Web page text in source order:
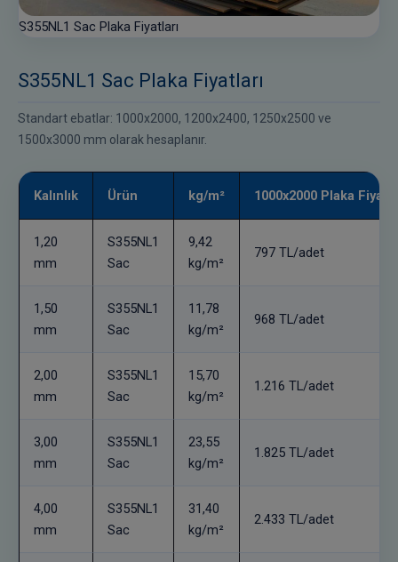
S355NL1 Sac Plaka Fiyatları
S355NL1 Sac Plaka Fiyatları
Standart ebatlar: 1000x2000, 1200x2400, 1250x2500 ve
1500x3000 mm olarak hesaplanır.
Kalınlık Ürün kg/m² 1000x2000 Plaka Fiyatı
1,20
mm
S355NL1
Sac
9,42
kg/m²
797 TL/adet
1,50
mm
S355NL1
Sac
11,78
kg/m²
968 TL/adet
2,00
mm
S355NL1
Sac
15,70
kg/m²
1.216 TL/adet
3,00
mm
S355NL1
Sac
23,55
kg/m²
1.825 TL/adet
4,00
mm
S355NL1
Sac
31,40
kg/m²
2.433 TL/adet